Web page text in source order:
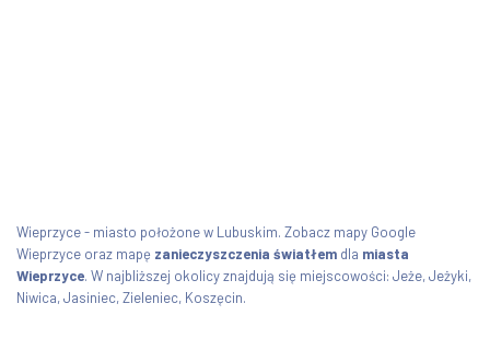
Wieprzyce - miasto położone w Lubuskim. Zobacz mapy Google
Wieprzyce oraz mapę zanieczyszczenia światłem dla miasta
Wieprzyce. W najbliższej okolicy znajdują się miejscowości: Jeże, Jeżyki,
Niwica, Jasiniec, Zieleniec, Koszęcin.